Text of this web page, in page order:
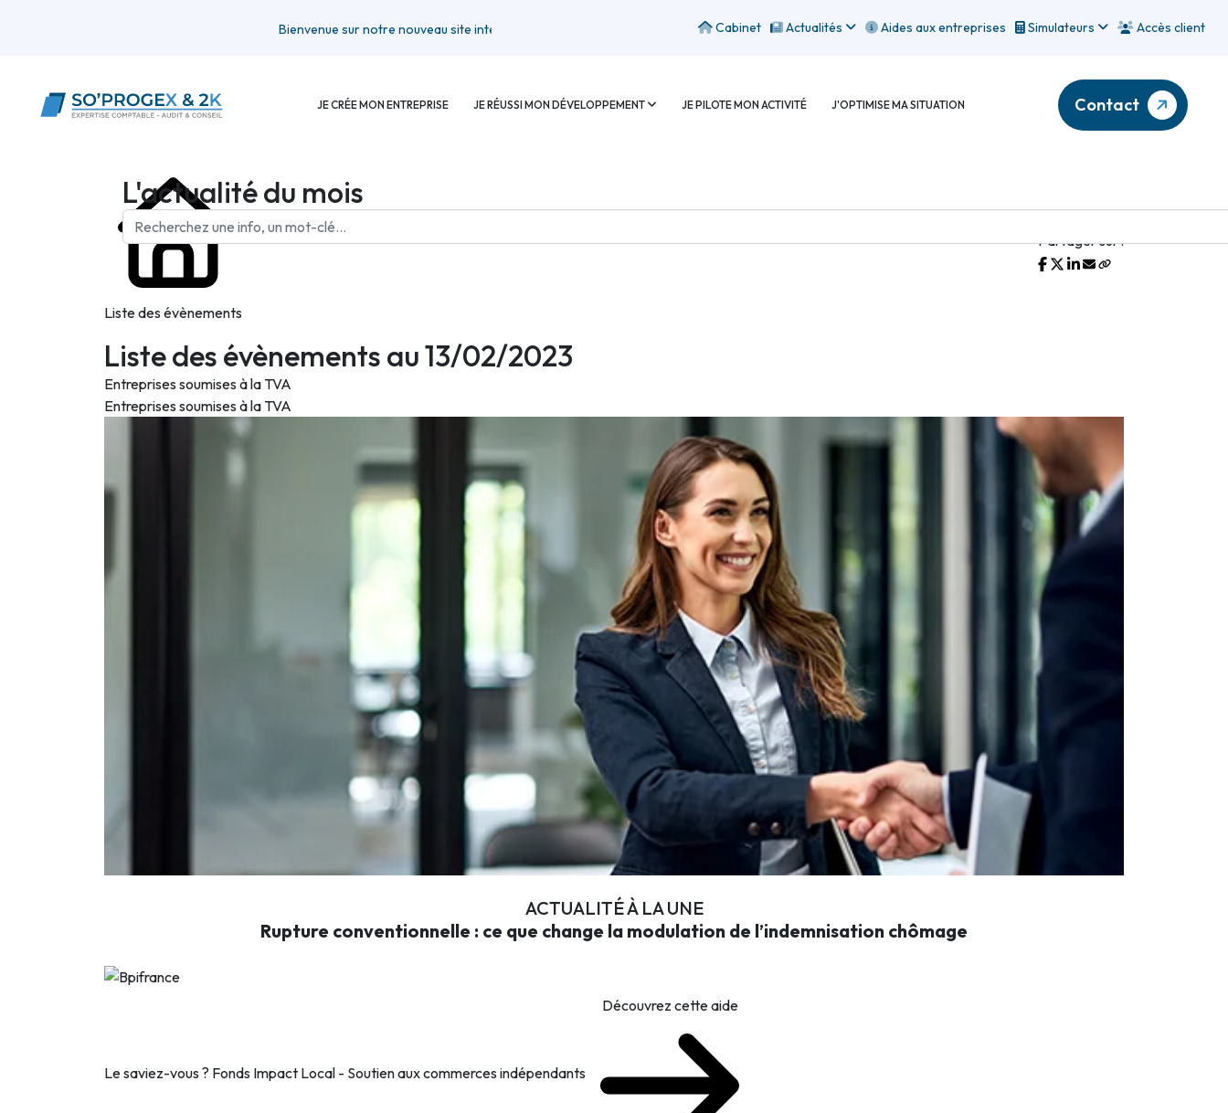
Bienvenue sur notre nouveau site internet Cabinet Actualités Aides aux entreprises Simulateurs Accès client
JE CRÉE MON ENTREPRISE JE RÉUSSI MON DÉVELOPPEMENT JE PILOTE MON ACTIVITÉ J'OPTIMISE MA SITUATION Contact
L'actualité du mois
Liste des évènements
Partager sur :
Liste des évènements au 13/02/2023
Entreprises soumises à la TVA
Entreprises soumises à la TVA
ACTUALITÉ À LA UNE
Rupture conventionnelle : ce que change la modulation de l’indemnisation chômage
Le saviez-vous ? Fonds Impact Local - Soutien aux commerces indépendants
Découvrez cette aide